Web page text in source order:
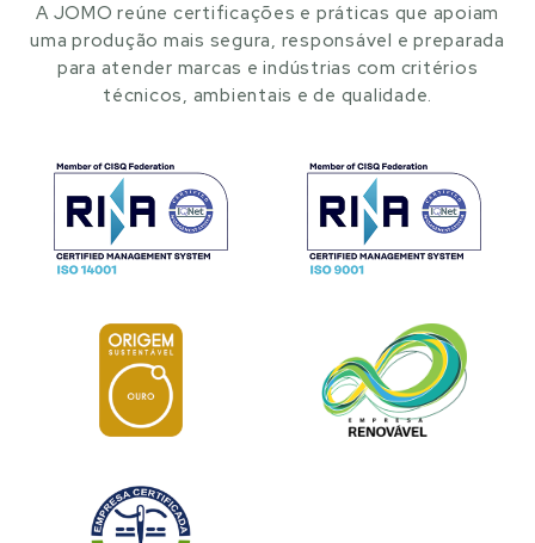
A JOMO reúne certificações e práticas que apoiam
uma produção mais segura, responsável e preparada
para atender marcas e indústrias com critérios
técnicos, ambientais e de qualidade.